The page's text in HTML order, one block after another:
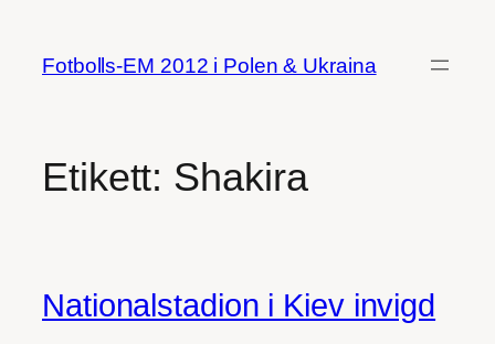
innehåll
Fotbolls-EM 2012 i Polen & Ukraina
Etikett: Shakira
Nationalstadion i Kiev invigd